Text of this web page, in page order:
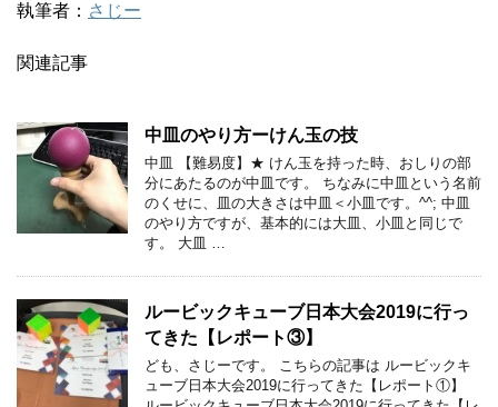
執筆者： さじー
関連記事
中皿のやり方ーけん玉の技
中皿 【難易度】★ けん玉を持った時、おしりの部
分にあたるのが中皿です。 ちなみに中皿という名前
のくせに、皿の大きさは中皿＜小皿です。^^; 中皿
のやり方ですが、基本的には大皿、小皿と同じで
す。 大皿 …
ルービックキューブ日本大会2019に行っ
てきた【レポート③】
ども、さじーです。 こちらの記事は ルービックキ
ューブ日本大会2019に行ってきた【レポート①】